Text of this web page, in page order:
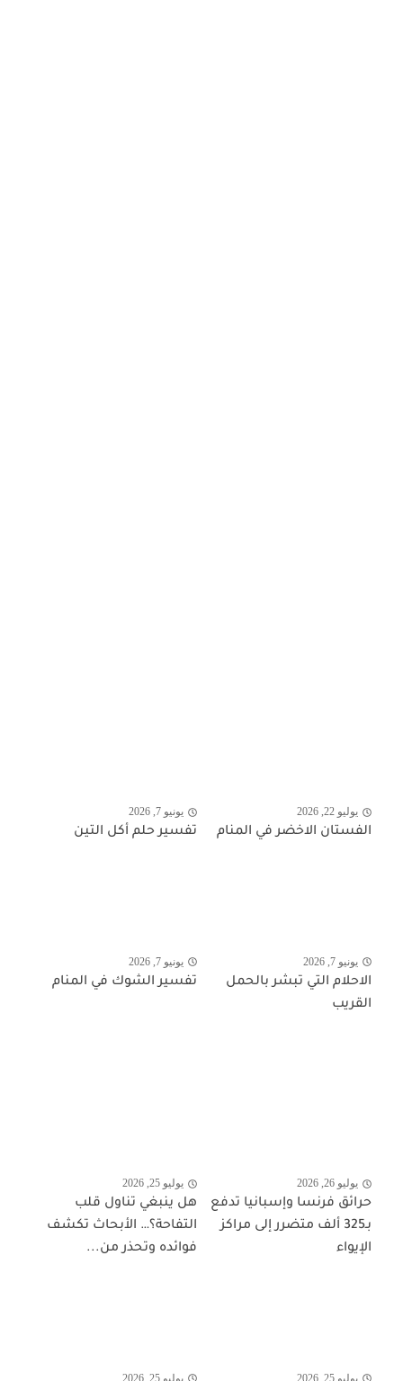
يوليو 22, 2026
الفستان الاخضر في المنام
يونيو 7, 2026
تفسير حلم أكل التين
يونيو 7, 2026
الاحلام التي تبشر بالحمل
القريب
يونيو 7, 2026
تفسير الشوك في المنام
يوليو 26, 2026
حرائق فرنسا وإسبانيا تدفع
بـ325 ألف متضرر إلى مراكز
الإيواء
يوليو 25, 2026
هل ينبغي تناول قلب
التفاحة؟… الأبحاث تكشف
فوائده وتحذر من...
يوليو 25, 2026 يوليو 25, 2026